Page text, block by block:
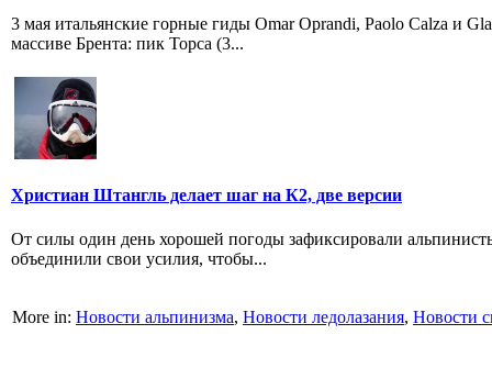
3 мая итальянские горные гиды Omar Oprandi, Paolo Calza и
массиве Брента: пик Торса (3...
Христиан Штангль делает шаг на К2, две версии
От силы один день хорошей погоды зафиксировали
объединили свои усилия, чтобы...
More in: Новости альпинизма, Новости ледолазания, Новости